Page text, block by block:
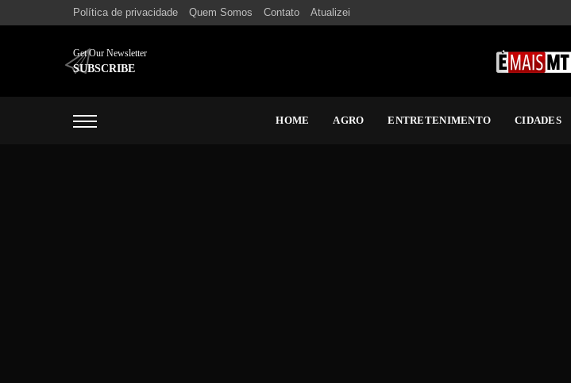
Política de privacidade Quem Somos Contato Atualizei
Get Our Newsletter
SUBSCRIBE
HOME AGRO ENTRETENIMENTO CIDADES